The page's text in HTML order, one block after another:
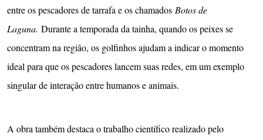
entre os pescadores de tarrafa e os chamados Botos de
Laguna. Durante a temporada da tainha, quando os peixes se
concentram na região, os golfinhos ajudam a indicar o momento
ideal para que os pescadores lancem suas redes, em um exemplo
singular de interação entre humanos e animais.
A obra também destaca o trabalho científico realizado pelo